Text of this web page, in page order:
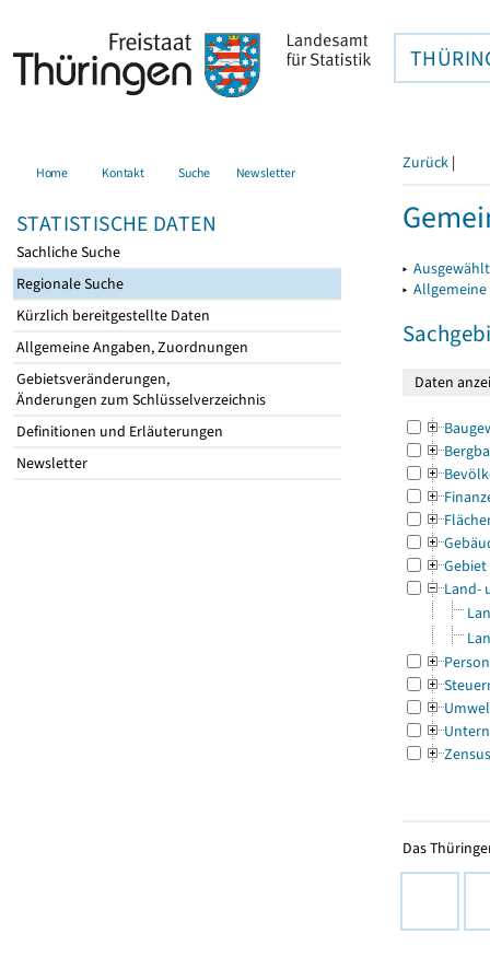
Home Kontakt Suche Newsletter
STATISTISCHE DATEN
Sachliche Suche
Regionale Suche
Kürzlich bereitgestellte Daten
Allgemeine Angaben, Zuordnungen
Gebietsveränderungen,
Änderungen zum Schlüsselverzeichnis
Definitionen und Erläuterungen
Newsletter
Zurück |
▸
▸
Gebiet
Land-
Zensus
Das